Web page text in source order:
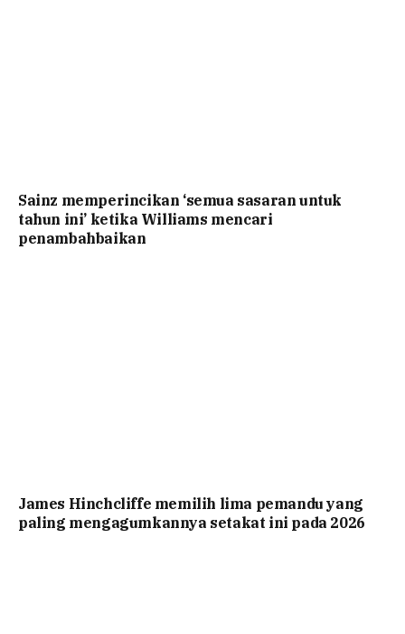
Sainz memperincikan ‘semua sasaran untuk
tahun ini’ ketika Williams mencari
penambahbaikan
James Hinchcliffe memilih lima pemandu yang
paling mengagumkannya setakat ini pada 2026